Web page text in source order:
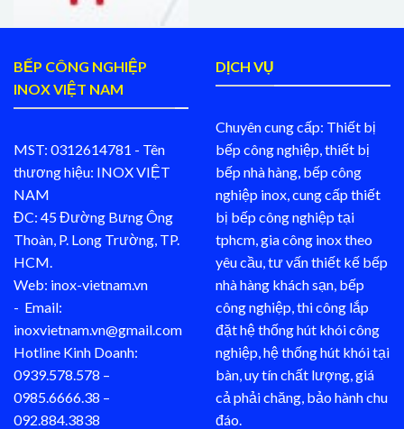
BẾP CÔNG NGHIỆP
INOX VIỆT NAM
MST: 0312614781 - Tên
thương hiệu: INOX VIỆT
NAM
ĐC: 45 Đường Bưng Ông
Thoàn, P. Long Trường, TP.
HCM.
Web: inox-vietnam.vn
- Email:
inoxvietnam.vn@gmail.com
Hotline Kinh Doanh:
0939.578.578 –
0985.6666.38 –
092.884.3838
DỊCH VỤ
Chuyên cung cấp: Thiết bị
bếp công nghiệp, thiết bị
bếp nhà hàng, bếp công
nghiệp inox, cung cấp thiết
bị bếp công nghiệp tại
tphcm, gia công inox theo
yêu cầu, tư vấn thiết kế bếp
nhà hàng khách sạn, bếp
công nghiệp, thi công lắp
đặt hệ thống hút khói công
nghiệp, hệ thống hút khói tại
bàn, uy tín chất lượng, giá
cả phải chăng, bảo hành chu
đáo.